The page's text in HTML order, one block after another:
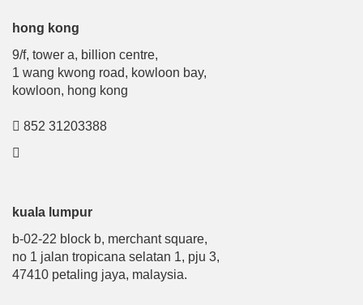
hong kong
9/f, tower a, billion centre,
1 wang kwong road, kowloon bay,
kowloon, hong kong
852 31203388
kuala lumpur
b-02-22 block b, merchant square,
no 1 jalan tropicana selatan 1, pju 3,
47410 petaling jaya, malaysia.